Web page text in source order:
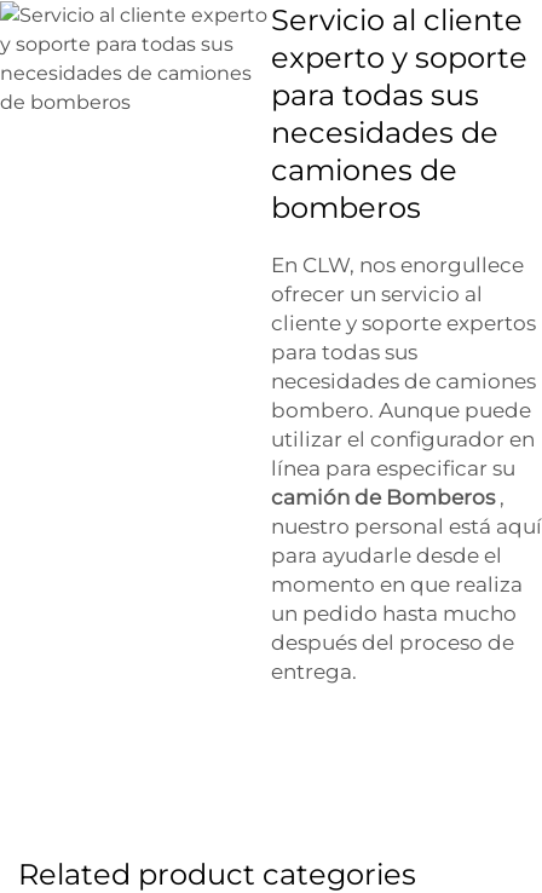
Servicio al cliente
experto y soporte
para todas sus
necesidades de
camiones de
bomberos
En CLW, nos enorgullece
ofrecer un servicio al
cliente y soporte expertos
para todas sus
necesidades de camiones
bombero. Aunque puede
utilizar el configurador en
línea para especificar su
camión de Bomberos ,
nuestro personal está aquí
para ayudarle desde el
momento en que realiza
un pedido hasta mucho
después del proceso de
entrega.
Related product categories